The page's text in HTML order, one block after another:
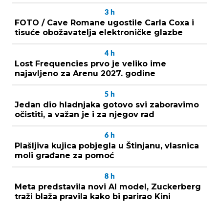
3 h
FOTO / Cave Romane ugostile Carla Coxa i
tisuće obožavatelja elektroničke glazbe
4 h
Lost Frequencies prvo je veliko ime
najavljeno za Arenu 2027. godine
5 h
Jedan dio hladnjaka gotovo svi zaboravimo
očistiti, a važan je i za njegov rad
6 h
Plašljiva kujica pobjegla u Štinjanu, vlasnica
moli građane za pomoć
8 h
Meta predstavila novi AI model, Zuckerberg
traži blaža pravila kako bi parirao Kini